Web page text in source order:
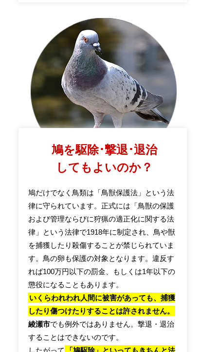
鳩を駆除･撃退･退治
してもよいのか？
鳩だけでなく鳥類は「鳥獣保護法」という法
律に守られています。正式には「鳥獣の保護
および管理ならびに狩猟の適正化に関する法
律」という法律で1918年に制定され、鳥や獣
を捕獲したり殺傷することが禁じられていま
す。鳥の卵も保護の対象となります。違反す
れば100万円以下の罰金、もしくは1年以下の
懲役になることもあります。
いくらわれわれ人間に被害があっても、捕獲
したり傷つけたりすることは許されません。
綾瀬市でも例外ではありません。撃退・退治
することはできないのです。
したがって
「鳩駆除」といってもきちんと法